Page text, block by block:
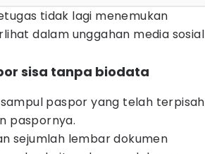
tidak lagi menemukan
dalam unggahan media sosial
sisa tanpa biodata
paspor yang telah terpisah
paspornya.
sejumlah lembar dokumen